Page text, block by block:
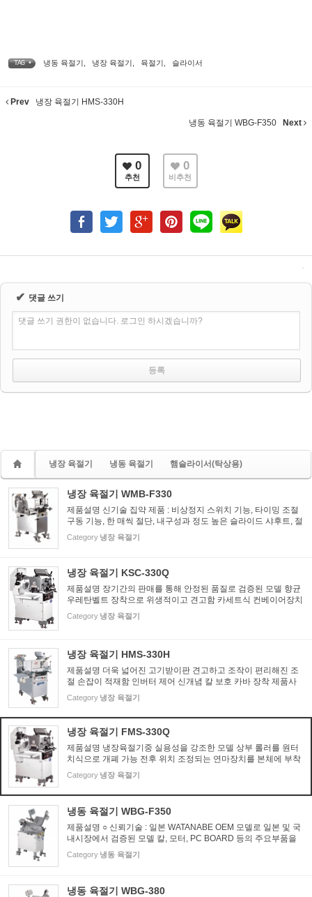
TAG • 냉동 육절기 냉장 육절기 육절기 슬라이서
Prev 냉장 육절기 HMS-330H
냉동 육절기 WBG-F350 Next
0
추천
0
비추천
✔ 댓글 쓰기
댓글 쓰기 권한이 없습니다. 로그인 하시겠습니까?
냉장 육절기 냉동 육절기 햄슬라이서(탁상용)
냉장 육절기 WMB-F330
제품설명 신기술 집약 제품 : 비상정지 스위치 기능, 타이밍 조절
구동 기능, 한 매씩 절단, 내구성과 정도 높은 슬라이드 샤후트, 절
단면이 미려한 가변식 칼 연마장치 간편 조작 : 누구나 쉽게 사용
가능한 제품으로 큰 고기덩이도 쉽게 장착이 가능, 두께...
Category 냉장 육절기
냉장 육절기 KSC-330Q
제품설명 장기간의 판매를 통해 안정된 품질로 검증된 모델 향균
우레탄벨트 장착으로 위생적이고 견고함 카세트식 컨베이어장치
로 청소시 탈착이 용이 초강 스테인레스계 칼날 탑재로 마모가 적
음 전·후 위치가 조정되는 연마장치 부착 비상정지 스위치, 급동...
Category 냉장 육절기
냉장 육절기 HMS-330H
제품설명 더욱 넓어진 고기받이판 견고하고 조작이 편리해진 조
절 손잡이 적재함 인버터 제어 신개념 칼 보호 카바 장착 제품사
양 Model HMS-330H Dimension(W×L×H) 1080×1030×1400㎜
Motor 3ph, 380V, 750W×2units Capacity 40-65 slices/min(60
㎐) Loading ...
Category 냉장 육절기
냉장 육절기 FMS-330Q
제품설명 냉장육절기중 실용성을 강조한 모델 상부 롤러를 원터
치식으로 개폐 가능 전후 위치 조정되는 연마장치를 본체에 부착
경량콘베이어벨트(일제) 채용으로 위생적이고 견고 카세트식 콘
베이어장치로 청소시 탈착이 용이 초강 스테인레스계 칼날 탑재
로...
Category 냉장 육절기
냉동 육절기 WBG-F350
제품설명 ○ 신뢰기술 : 일본 WATANABE OEM 모델로 일본 및 국
내시장에서 검증된 모델 칼, 모터, PC BOARD 등의 주요부품을
일본 제품화하여 정밀제작된 최고급 모델 ○ 간편조작 : 0.1mm단
위까지 정밀한 두께조절 가능 ○ 청결설계 : 위생을 고려한 구조설
Category 냉동 육절기
냉동 육절기 WBG-380